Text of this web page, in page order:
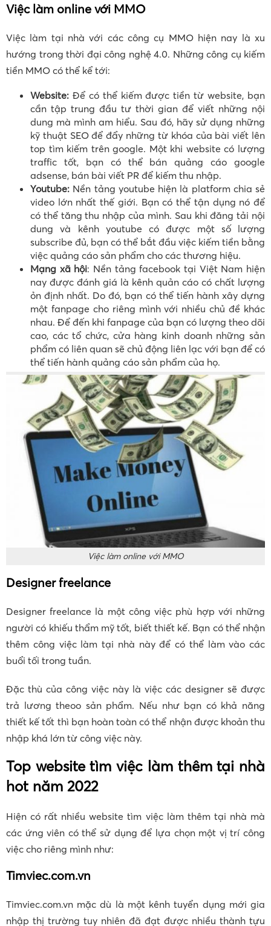
Việc làm online với MMO
Việc làm tại nhà với các công cụ MMO hiện nay là xu
hướng trong thời đại công nghệ 4.0. Những công cụ kiếm
tiền MMO có thể kể tới:
Website: Để có thể kiếm được tiền từ website, bạn
cần tập trung đầu tư thời gian để viết những nội
dung mà mình am hiểu. Sau đó, hãy sử dụng những
kỹ thuật SEO để đẩy những từ khóa của bài viết lên
top tìm kiếm trên google. Một khi website có lượng
traffic tốt, bạn có thể bán quảng cáo google
adsense, bán bài viết PR để kiếm thu nhập.
Youtube: Nền tảng youtube hiện là platform chia sẻ
video lớn nhất thế giới. Bạn có thể tận dụng nó để
có thể tăng thu nhập của mình. Sau khi đăng tải nội
dung và kênh youtube có được một số lượng
subscribe đủ, bạn có thể bắt đầu việc kiếm tiền bằng
việc quảng cáo sản phẩm cho các thương hiệu.
Mạng xã hội: Nền tảng facebook tại Việt Nam hiện
nay được đánh giá là kênh quản cáo có chất lượng
ỏn định nhất. Do đó, bạn có thể tiến hành xây dựng
một fanpage cho riêng mình với nhiều chủ đề khác
nhau. Để đến khi fanpage của bạn có lượng theo dõi
cao, các tổ chức, cửa hàng kinh doanh những sản
phẩm có liên quan sẽ chủ động liên lạc với bạn để có
thể tiến hành quảng cáo sản phẩm của họ.
Việc làm online với MMO
Designer freelance
Designer freelance là một công việc phù hợp với những
người có khiếu thẩm mỹ tốt, biết thiết kế. Bạn có thể nhận
thêm công việc làm tại nhà này để có thể làm vào các
buổi tối trong tuần.
Đặc thù của công việc này là việc các designer sẽ được
trả lương theoo sản phẩm. Nếu như bạn có khả năng
thiết kế tốt thì bạn hoàn toàn có thể nhận được khoản thu
nhập khá lớn từ công việc này.
Top website tìm việc làm thêm tại nhà
hot năm 2022
Hiện có rất nhiều website tìm việc làm thêm tại nhà mà
các ứng viên có thể sử dụng để lựa chọn một vị trí công
việc cho riêng mình như:
Timviec.com.vn
Timviec.com.vn mặc dù là một kênh tuyển dụng mới gia
nhập thị trường tuy nhiên đã đạt được nhiều thành tựu